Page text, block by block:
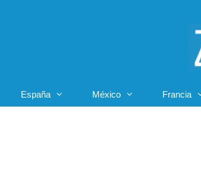
España México Francia